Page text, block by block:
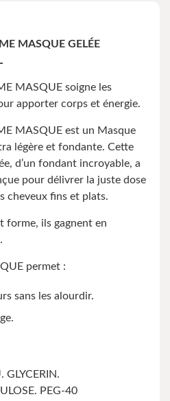
MASQUE GELÉE
MASQUE soigne les
apporter corps et énergie.
MASQUE est un Masque
légère et fondante. Cette
d’un fondant incroyable, a
pour délivrer la juste dose
cheveux fins et plats.
forme, ils gagnent en
permet :
sans les alourdir.
PEG-40